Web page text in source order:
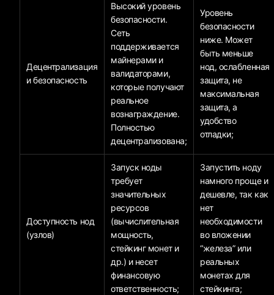
Децентрализация
и безопасность
Высокий уровень
безопасности.
Сеть
поддерживается
майнерами и
валидаторами,
которые получают
реальное
вознаграждение.
Полностью
децентрализована;
Уровень
безопасности
ниже. Может
быть меньше
нод, ослабленная
защита, не
максимальная
защита, а
удобство
отладки;
Доступность нод
(узлов)
Запуск ноды
требует
значительных
ресурсов
(вычислительная
мощность,
стейкинг монет и
др.) и несет
финансовую
ответственность;
Запустить ноду
намного проще и
дешевле, так как
нет
необходимости
во вложении
“железа” или
реальных
монетах для
стейкинга;